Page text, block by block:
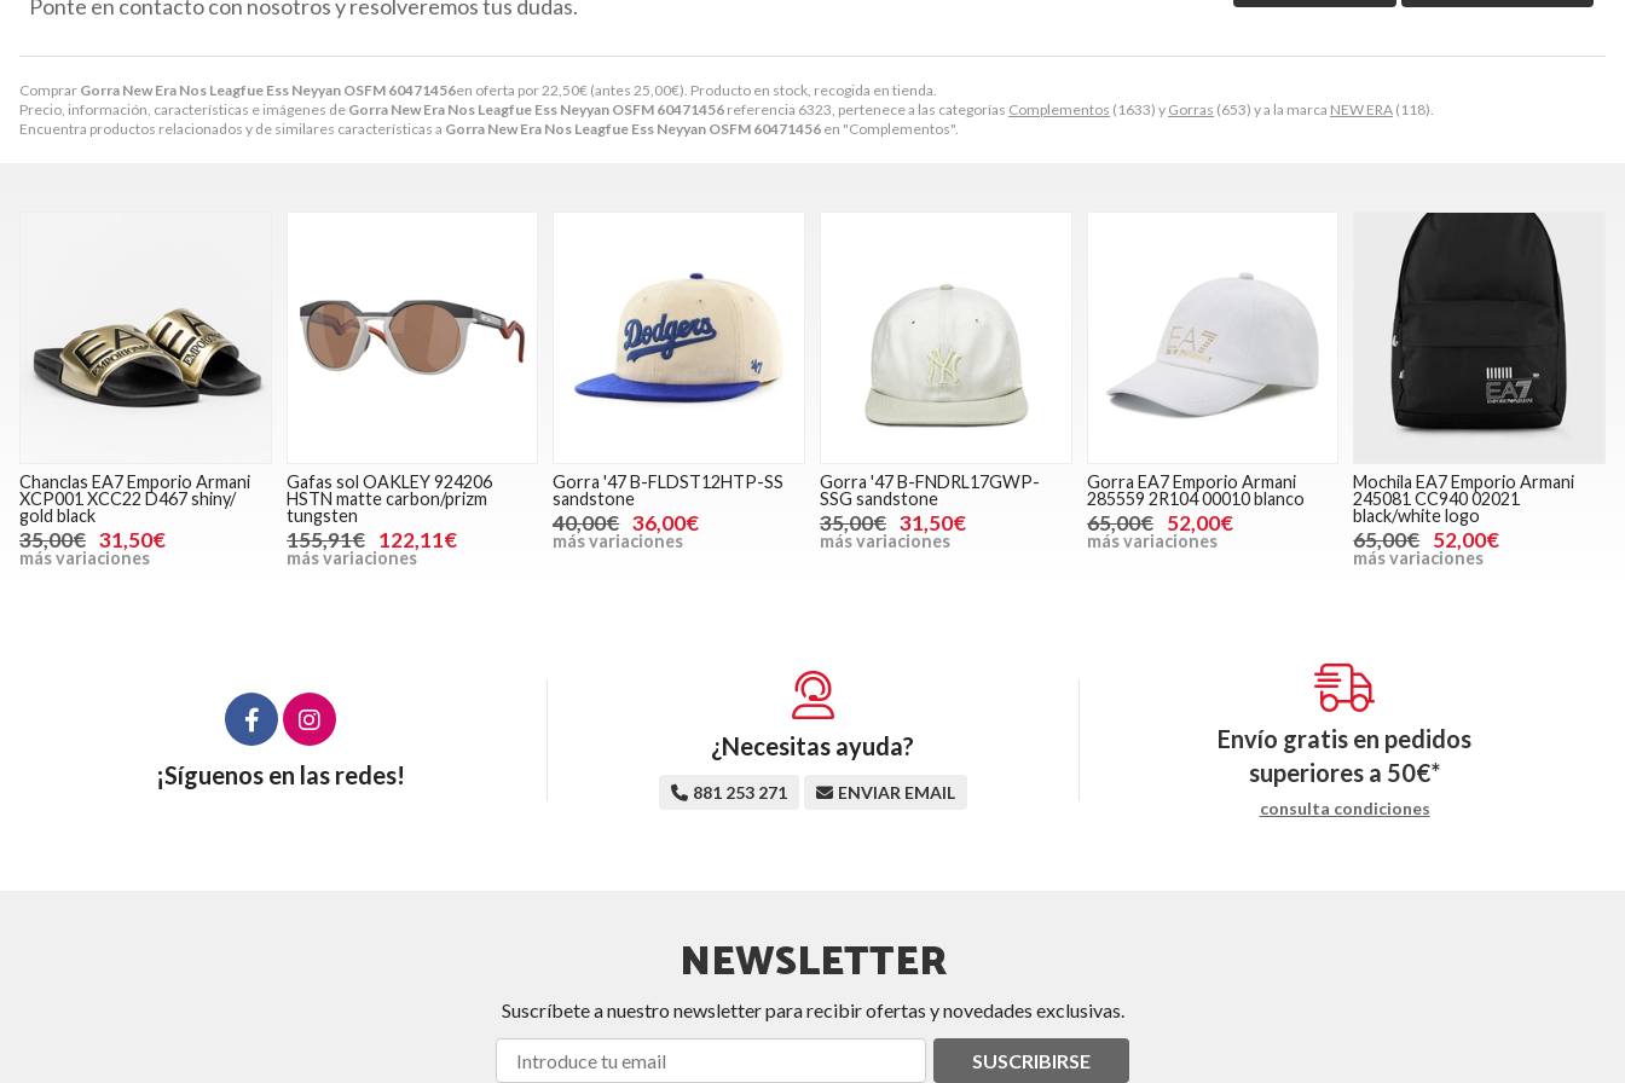
Comprar Gorra New Era Nos Leagfue Ess Neyyan OSFM 60471456en oferta por22,50€ (antes 25,00€). Producto en stock, recogida en tienda.
Precio, información, características e imágenes de Gorra New Era Nos Leagfue Ess Neyyan OSFM 60471456 referencia 6323, pertenece a las categorías Complementos (1633) y Gorras (653) y a la marca NEW ERA (118).
Encuentra productos relacionados y de similares características a Gorra New Era Nos Leagfue Ess Neyyan OSFM 60471456 en "Complementos".
Ponte en contacto con nosotros y resolveremos tus dudas.
Chanclas EA7 Emporio Armani
XCP001 XCC22 D467 shiny/
gold black
35,00€ 31,50€
más variaciones
Gafas sol OAKLEY 924206
HSTN matte carbon/prizm
tungsten
155,91€ 122,11€
más variaciones
Gorra '47 B-FLDST12HTP-SS
sandstone
40,00€ 36,00€
más variaciones
Gorra '47 B-FNDRL17GWP-
SSG sandstone
35,00€ 31,50€
más variaciones
Gorra EA7 Emporio Armani
285559 2R104 00010 blanco
65,00€ 52,00€
más variaciones
Mochila EA7 Emporio Armani
245081 CC940 02021
black/white logo
65,00€ 52,00€
más variaciones
¡Síguenos en las redes!
¿Necesitas ayuda?
881 253 271 ENVIAR EMAIL
Envío gratis en pedidos
superiores a 50€*
consulta condiciones
NEWSLETTER
Suscríbete a nuestro newsletter para recibir ofertas y novedades exclusivas.
SUSCRIBIRSE